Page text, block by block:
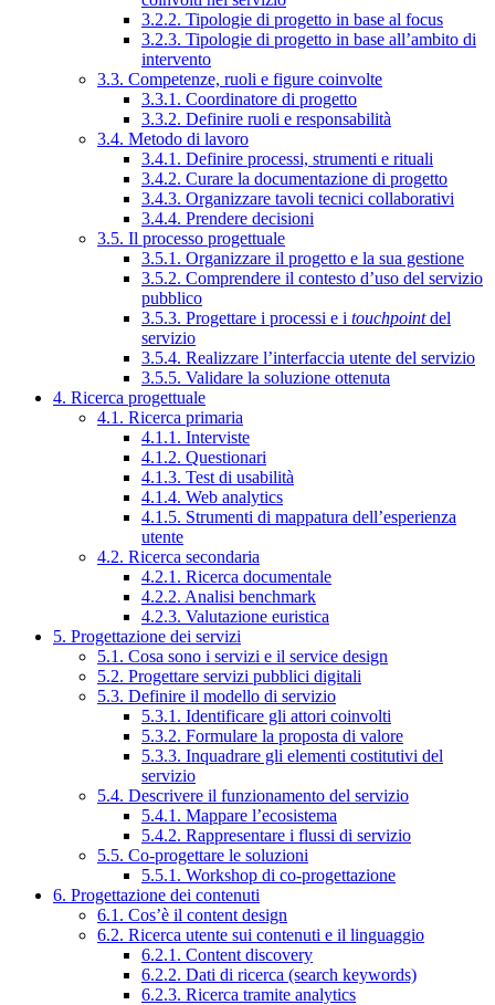
3.2.2. Tipologie di progetto in base al focus
3.2.3. Tipologie di progetto in base all’ambito di
intervento
3.3. Competenze, ruoli e figure coinvolte
3.3.1. Coordinatore di progetto
3.3.2. Definire ruoli e responsabilità
3.4. Metodo di lavoro
3.4.1. Definire processi, strumenti e rituali
3.4.2. Curare la documentazione di progetto
3.4.3. Organizzare tavoli tecnici collaborativi
3.4.4. Prendere decisioni
3.5. Il processo progettuale
3.5.1. Organizzare il progetto e la sua gestione
3.5.2. Comprendere il contesto d’uso del servizio
pubblico
3.5.3. Progettare i processi e i touchpointdel
servizio
3.5.4. Realizzare l’interfaccia utente del servizio
3.5.5. Validare la soluzione ottenuta
4. Ricerca progettuale
4.1. Ricerca primaria
4.1.1. Interviste
4.1.2. Questionari
4.1.3. Test di usabilità
4.1.4. Web analytics
4.1.5. Strumenti di mappatura dell’esperienza
utente
4.2. Ricerca secondaria
4.2.1. Ricerca documentale
4.2.2. Analisi benchmark
4.2.3. Valutazione euristica
5. Progettazione dei servizi
5.1. Cosa sono i servizi e il service design
5.2. Progettare servizi pubblici digitali
5.3. Definire il modello di servizio
5.3.1. Identificare gli attori coinvolti
5.3.2. Formulare la proposta di valore
5.3.3. Inquadrare gli elementi costitutivi del
servizio
5.4. Descrivere il funzionamento del servizio
5.4.1. Mappare l’ecosistema
5.4.2. Rappresentare i flussi di servizio
5.5. Co-progettare le soluzioni
5.5.1. Workshop di co-progettazione
6. Progettazione dei contenuti
6.1. Cos’è il content design
6.2. Ricerca utente sui contenuti e il linguaggio
6.2.1. Content discovery
6.2.2. Dati di ricerca (search keywords)
6.2.3. Ricerca tramite analytics